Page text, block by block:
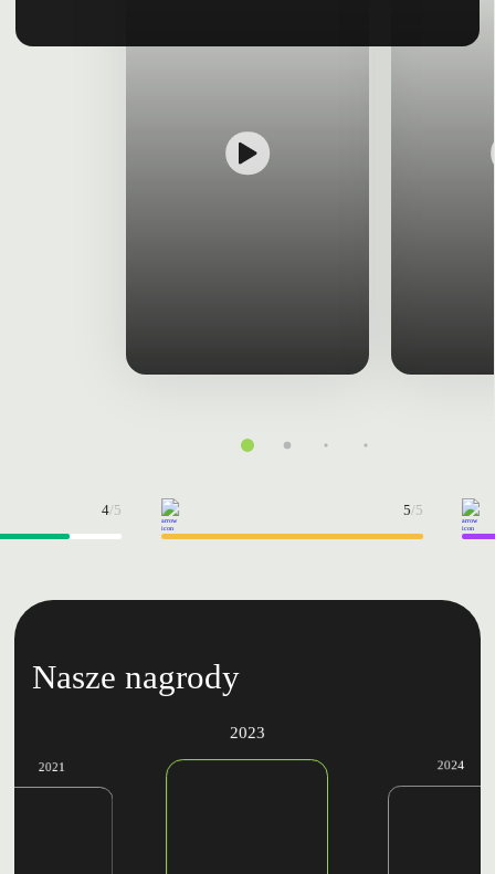
Nasze nagrody
2021
2023
2024